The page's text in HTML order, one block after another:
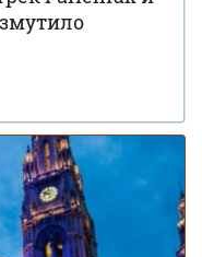
поворот: Лобода
руку (видео)